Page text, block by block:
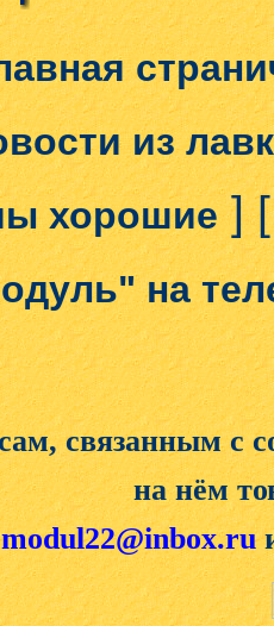
из
хорошие]
на
связанным с
на нём
modul22@inbox.ru